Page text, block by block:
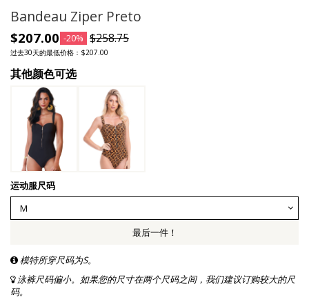
Bandeau Ziper Preto
$207.00 -20% $258.75
过去30天的最低价格：$207.00
其他颜色可选
运动服尺码
最后一件！
模特所穿尺码为S。
泳裤尺码偏小。如果您的尺寸在两个尺码之间，我们建议订购较大的尺
码。